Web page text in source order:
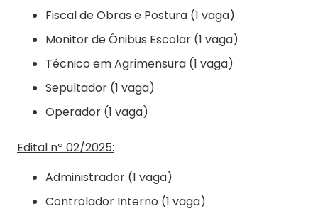
Fiscal de Obras e Postura (1 vaga)
Monitor de Ônibus Escolar (1 vaga)
Técnico em Agrimensura (1 vaga)
Sepultador (1 vaga)
Operador (1 vaga)
Edital nº 02/2025:
Administrador (1 vaga)
Controlador Interno (1 vaga)